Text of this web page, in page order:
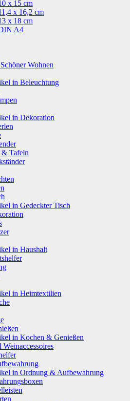
x 15 cm
x 16,2 cm
x 18 cm
A4
Wohnen
in Beleuchtung
in Dekoration
& Tafeln
in Gedeckter Tisch
in Haushalt
in Heimtextilien
in Kochen & Genießen
Weinaccessoires
in Ordnung & Aufbewahrung